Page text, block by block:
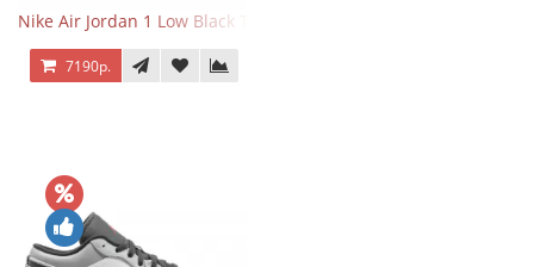
Nike Air Jordan 1 Low Black Toe
7190р.